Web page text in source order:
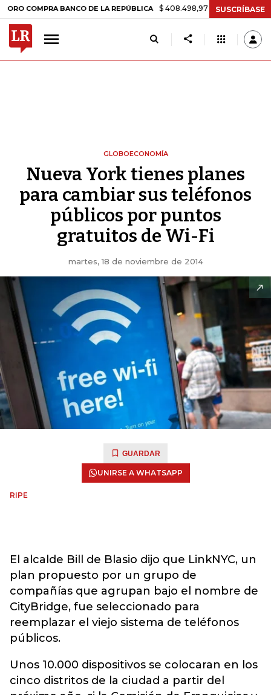
BANCO DE LA REPÚBLICA $ 408.498,97 +$ 8.753,81 +2,19%
SUSCRÍBASE
GLOBOECONOMÍA
Nueva York tienes planes
para cambiar sus teléfonos
públicos por puntos
gratuitos de Wi-Fi
martes, 18 de noviembre de 2014
GUARDAR
UNIRSE A WHATSAPP
RIPE
El alcalde Bill de Blasio dijo que LinkNYC, un
plan propuesto por un grupo de
compañías que agrupan bajo el nombre de
CityBridge, fue seleccionado para
reemplazar el viejo sistema de teléfonos
públicos.
Unos 10.000 dispositivos se colocaran en los
cinco distritos de la ciudad a partir del